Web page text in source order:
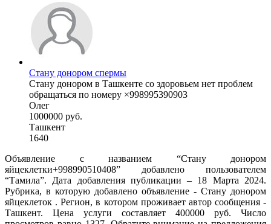
Стану донором спермы
Стану донором в Ташкенте со здоровьем нет проблем
обращаться по номеру ×998995390903
Олег
1000000 руб.
Ташкент
1640
Объявление с названием “Стану донором
яйцеклетки+998990510408” добавлено пользователем
“Тамила”. Дата добавления публикации – 18 Марта 2024.
Рубрика, в которую добавлено объявление - Стану донором
яйцеклеток . Регион, в котором проживает автор сообщения -
Ташкент. Цена услуги составляет 400000 руб. Число